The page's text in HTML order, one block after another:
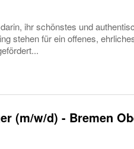
ihr schönstes und
stehen für ein offenes,
(m/w/d) - Bremen